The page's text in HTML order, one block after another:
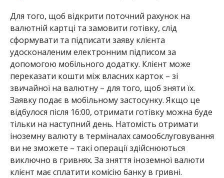
Для того, щоб відкрити поточний рахунок на
валютній картці та замовити готівку, слід
сформувати та підписати заяву клієнта
удосконаленим електронним підписом за
допомогою мобільного додатку. Клієнт може
переказати кошти між власних карток – зі
звичайної на валютну – для того, щоб зняти їх.
Заявку подає в мобільному застосунку. Якщо це
відбулося після 16:00, отримати готівку можна буде
тільки на наступний день. Натомість отримати
іноземну валюту в терміналах самообслуговування
ви не зможете – такі операції здійснюються
виключно в гривнях. За зняття іноземної валюти
клієнт має сплатити комісію банку в гривні.